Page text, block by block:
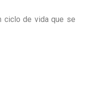
ciclo de vida que se